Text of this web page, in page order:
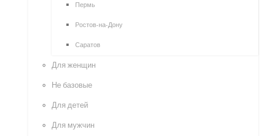
Пермь
Ростов-на-Дону
Саратов
Для женщин
Не базовые
Для детей
Для мужчин